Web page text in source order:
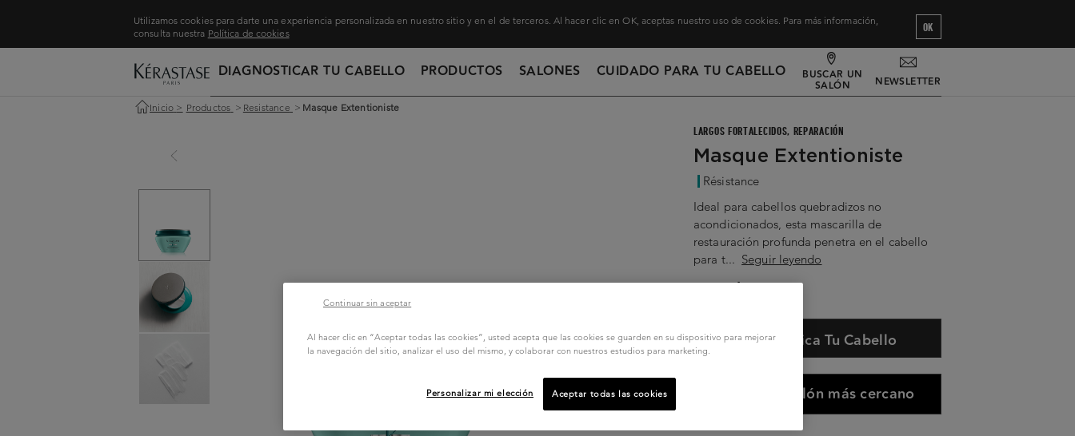
Utilizamos cookies para darte una experiencia personalizada en nuestro sitio y en el de terceros. Al hacer clic en OK, aceptas nuestro uso de cookies. Para más información,
consulta nuestra Política de cookies OK
DIAGNOSTICAR TU CABELLO PRODUCTOS SALONES CUIDADO PARA TU CABELLO BUSCAR UN
SALÓN NEWSLETTER
Inicio > Productos > Resistance > Masque Extentioniste
LARGOS FORTALECIDOS, REPARACIÓN
Masque Extentioniste
Résistance
Ideal para cabellos quebradizos no
acondicionados, esta mascarilla de
restauración profunda penetra en el cabello
para t... Seguir leyendo
200ml
Diagnostica Tu Cabello
Buscar el salón más cercano
Al hacer clic en “Aceptar todas las cookies”, usted acepta que las cookies se guarden en su dispositivo para mejorar
la navegación del sitio, analizar el uso del mismo, y colaborar con nuestros estudios para marketing.
Aceptar todas las cookies
Personalizar mi elección
Continuar sin aceptar